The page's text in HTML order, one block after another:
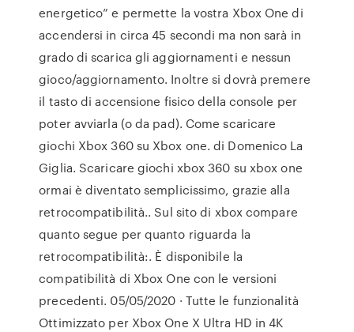
energetico” e permette la vostra Xbox One di
accendersi in circa 45 secondi ma non sarà in
grado di scarica gli aggiornamenti e nessun
gioco/aggiornamento. Inoltre si dovrà premere
il tasto di accensione fisico della console per
poter avviarla (o da pad). Come scaricare
giochi Xbox 360 su Xbox one. di Domenico La
Giglia. Scaricare giochi xbox 360 su xbox one
ormai è diventato semplicissimo, grazie alla
retrocompatibilità.. Sul sito di xbox compare
quanto segue per quanto riguarda la
retrocompatibilità:. È disponibile la
compatibilità di Xbox One con le versioni
precedenti. 05/05/2020 · Tutte le funzionalità
Ottimizzato per Xbox One X Ultra HD in 4K